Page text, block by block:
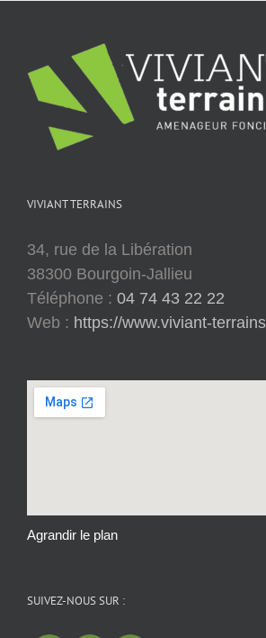
VIVIANT TERRAINS
34, rue de la Libération
38300 Bourgoin-Jallieu
Téléphone : 04 74 43 22 22
Web : https://www.viviant-
Agrandir le plan
SUIVEZ-NOUS SUR :